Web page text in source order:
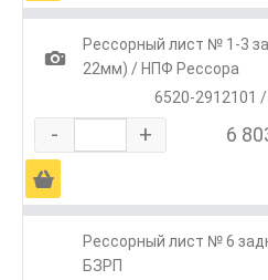
1
Рессорный лист № 1-3
22мм) / НПФ Рессора
6520-2912101 /
- + 6
Ä
Рессорный лист № 6
БЗРП